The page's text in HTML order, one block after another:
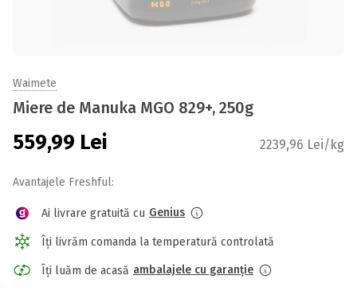
Waimete
Miere de Manuka MGO 829+, 250g
559,99 Lei 2239,96 Lei/kg
Avantajele Freshful:
Ai livrare gratuită cu Genius
Îți livrăm comanda la temperatură controlată
Îți luăm de acasă ambalajele cu garanție